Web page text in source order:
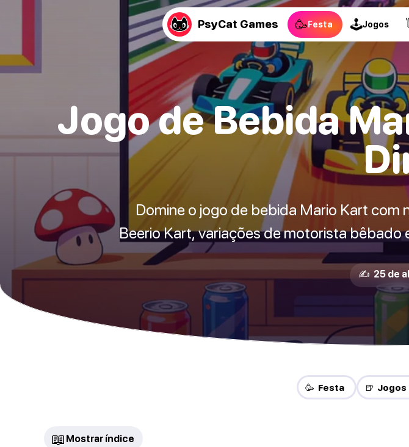
PsyCat Games 🥳Festa 🕹Jogos
Jogo de Bebida
Domine o jogo de bebida Mario Kart
Beerio Kart, variações de motorista bêbado
✍️ 25 de
🥳 Festa 🍺 Jogos
📖 Mostrar índice